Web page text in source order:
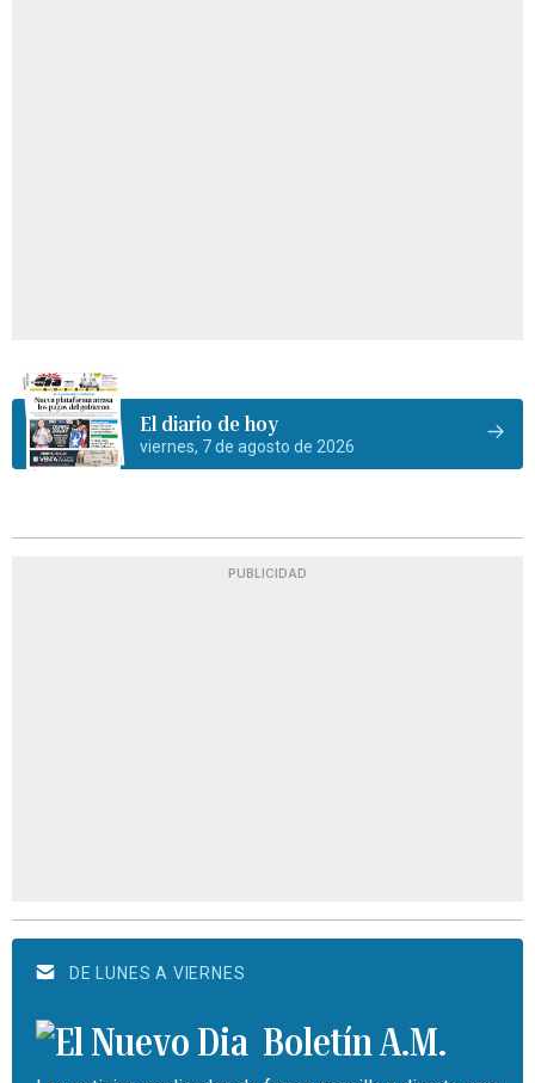
El diario de hoy
viernes, 7 de agosto de 2026
PUBLICIDAD
DE LUNES A VIERNES
Boletín A.M.